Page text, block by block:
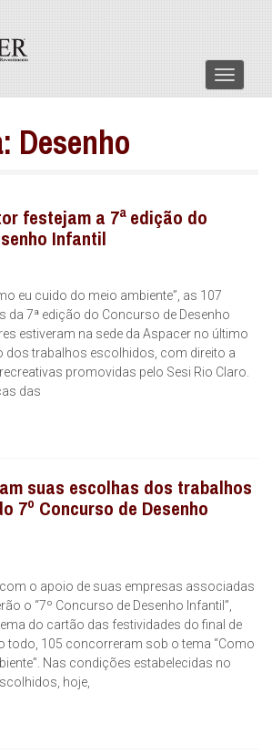
Menu
Desenho
festejam a 7ª edição do
Infantil
eu cuido do meio ambiente”, as 107
da 7ª edição do Concurso de Desenho
estiveram na sede da Aspacer no último
dos trabalhos escolhidos, com direito a
promovidas pelo Sesi Rio Claro.
das
suas escolhas dos trabalhos
7º Concurso de Desenho
o apoio de suas empresas associadas
o “7º Concurso de Desenho Infantil”,
do cartão das festividades do final de
todo, 105 concorreram sob o tema “Como
Nas condições estabelecidas no
hoje,